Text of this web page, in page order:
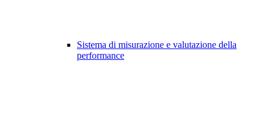
Sistema di misurazione e valutazione della
performance